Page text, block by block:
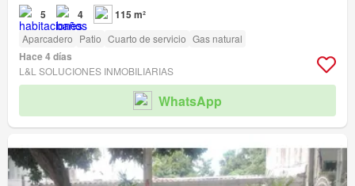
5 4 115 m²
Aparcadero Patio Cuarto de servicio Gas natural
Hace 4 días
L&L SOLUCIONES INMOBILIARIAS
WhatsApp